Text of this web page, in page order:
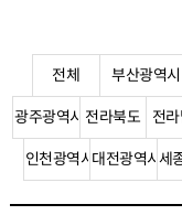
전체 부산광역시
광주광역시 전라북도 전
인천광역시대전광역시세